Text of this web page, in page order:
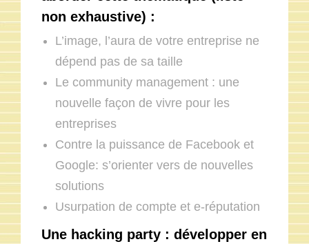
non exhaustive) :
L’image, l’aura de votre entreprise ne
dépend pas de sa taille
Le community management : une
nouvelle façon de vivre pour les
entreprises
Contre la puissance de Facebook et
Google: s’orienter vers de nouvelles
solutions
Usurpation de compte et e-réputation
Une hacking party : développer en